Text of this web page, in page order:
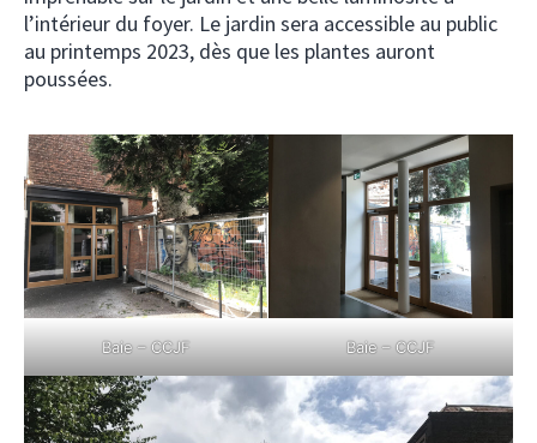
l’intérieur du foyer. Le jardin sera accessible au public
au printemps 2023, dès que les plantes auront
poussées.
Baie – CCJF Baie – CCJF